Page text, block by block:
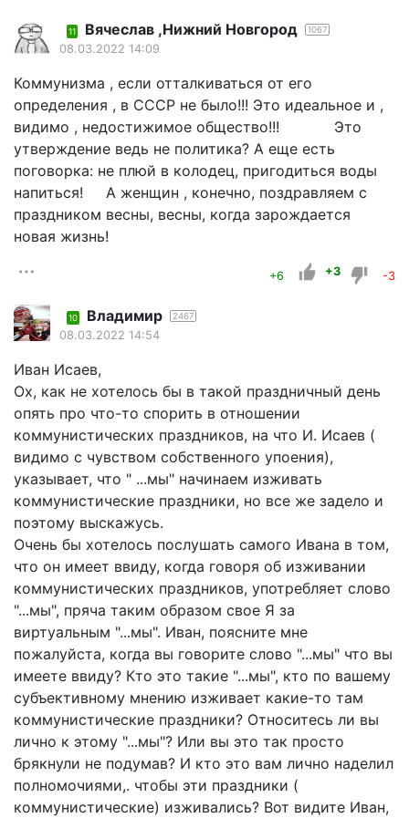
11 Вячеслав ,Нижний Новгород 1067
08.03.2022 14:09
Коммунизма , если отталкиваться от его
определения , в СССР не было!!! Это идеальное и ,
видимо , недостижимое общество!!! Это
утверждение ведь не политика? А еще есть
поговорка: не плюй в колодец, пригодиться воды
напиться! А женщин , конечно, поздравляем с
праздником весны, весны, когда зарождается
новая жизнь!
+6 +3 -3
10 Владимир 2467
08.03.2022 14:54
Иван Исаев,
Ох, как не хотелось бы в такой праздничный день
опять про что-то спорить в отношении
коммунистических праздников, на что И. Исаев (
видимо с чувством собственного упоения),
указывает, что " ...мы" начинаем изживать
коммунистические праздники, но все же задело и
поэтому выскажусь.
Очень бы хотелось послушать самого Ивана в том,
что он имеет ввиду, когда говоря об изживании
коммунистических праздников, употребляет слово
"...мы", пряча таким образом свое Я за
виртуальным "...мы". Иван, поясните мне
пожалуйста, когда вы говорите слово "...мы" что вы
имеете ввиду? Кто это такие "...мы", кто по вашему
субъективному мнению изживает какие-то там
коммунистические праздники? Относитесь ли вы
лично к этому "...мы"? Или вы это так просто
брякнули не подумав? И кто это вам лично наделил
полномочиями,. чтобы эти праздники (
коммунистические) изживались? Вот видите Иван,